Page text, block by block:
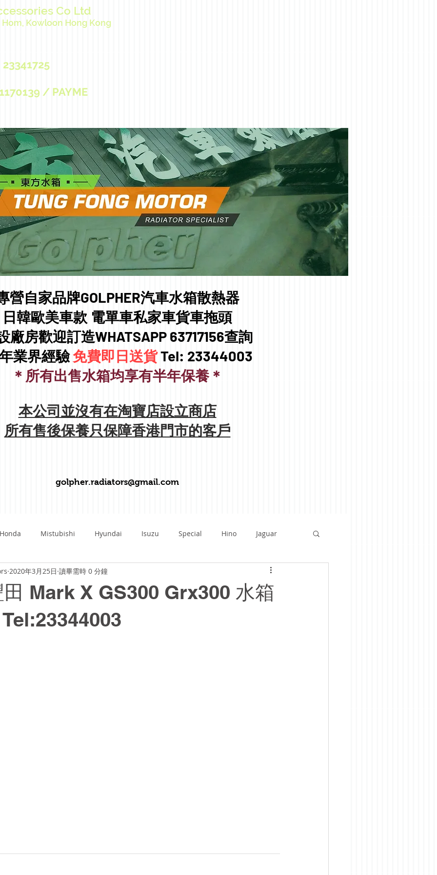
Co Ltd
Kowloon Hong Kong
/ PAYME
營自家品牌GOLPHER汽車水箱散熱器
日韓歐美車款 電單車私家車貨車拖頭​
廠房歡迎訂造WHATSAPP 63717156查詢
業界經驗免費即日送貨Tel: 23344003
＊所有出售水箱均享有半年保養＊
本公司並沒有在淘寶店設立商店
所有售後保養只保障香港門市的客戶
golpher.radiators@gmail.com
Honda Mistubishi Hyundai Isuzu Special Hino Jaguar
Mazda Suzuki Volvo BMW
Kawasaki Kawazaki SAAB
Mark X GS300 Grx300 水箱
2020年3月25日 讀畢需時 0 分鐘